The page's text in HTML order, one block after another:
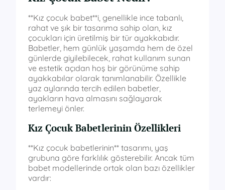
**Kız çocuk babet**i, genellikle ince tabanlı,
rahat ve şık bir tasarıma sahip olan, kız
çocukları için üretilmiş bir tür ayakkabıdır.
Babetler, hem günlük yaşamda hem de özel
günlerde giyilebilecek, rahat kullanım sunan
ve estetik açıdan hoş bir görünüme sahip
ayakkabılar olarak tanımlanabilir. Özellikle
yaz aylarında tercih edilen babetler,
ayakların hava almasını sağlayarak
terlemeyi önler.
Kız Çocuk Babetlerinin Özellikleri
**Kız çocuk babetlerinin** tasarımı, yaş
grubuna göre farklılık gösterebilir. Ancak tüm
babet modellerinde ortak olan bazı özellikler
vardır: